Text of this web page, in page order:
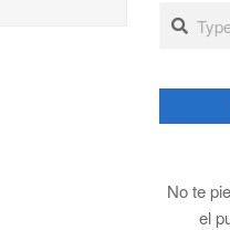
Search
No te
el